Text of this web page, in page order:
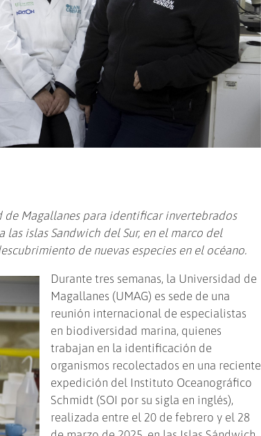
de Magallanes para identificar invertebrados
islas Sandwich del Sur, en el marco del
de nuevas especies en el océano.
Durante tres semanas, la Universidad de
Magallanes (UMAG) es sede de una
reunión internacional de especialistas
en biodiversidad marina, quienes
trabajan en la identificación de
organismos recolectados en una reciente
expedición del Instituto Oceanográfico
Schmidt (SOI por su sigla en inglés),
realizada entre el 20 de febrero y el 28